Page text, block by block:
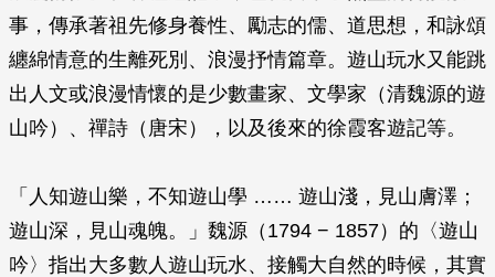
事，傳承著祖先修身養性、勵志的儒、道思想，和詠頌
纏綿情意的生離死別、浪漫抒情篇章。遊山玩水又能跳
出人文或浪漫情懷的是少數畫家、文學家（清魏源的遊
山吟）、禪詩（唐宋），以及後來的徐霞客遊記等。
「人知遊山樂，不知遊山學 …… 遊山淺，見山膚澤；
遊山深，見山魂魄。」魏源（1794 − 1857）的〈遊山
吟〉指出大多數人遊山玩水、接觸大自然的時候，其實